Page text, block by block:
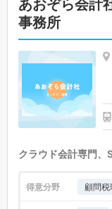
あおぞら会計
事務所
クラウド会計専門、
得意分野 顧問税